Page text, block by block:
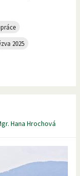
2025
Hana Hrochová